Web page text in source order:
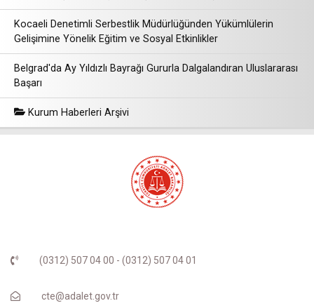
Kocaeli Denetimli Serbestlik Müdürlüğünden Yükümlülerin
Gelişimine Yönelik Eğitim ve Sosyal Etkinlikler
Belgrad'da Ay Yıldızlı Bayrağı Gururla Dalgalandıran Uluslararası
Başarı
Kurum Haberleri Arşivi
(0312) 507 04 00 - (0312) 507 04 01
cte@adalet.gov.tr